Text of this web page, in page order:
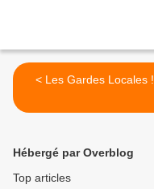
< Les Gardes Locales !
Hébergé par Overblog
Top articles